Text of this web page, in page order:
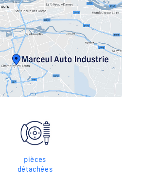
pièces
détachées